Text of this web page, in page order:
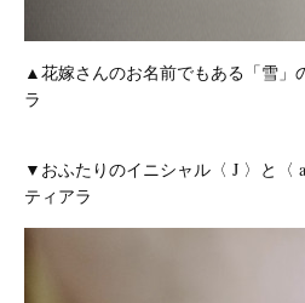
▲花嫁さんのお名前でもある「雪」
ラ
▼おふたりのイニシャル〈 J 〉と〈
ティアラ